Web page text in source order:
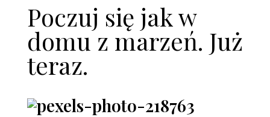
Poczuj się jak w
domu z marzeń. Już
teraz.